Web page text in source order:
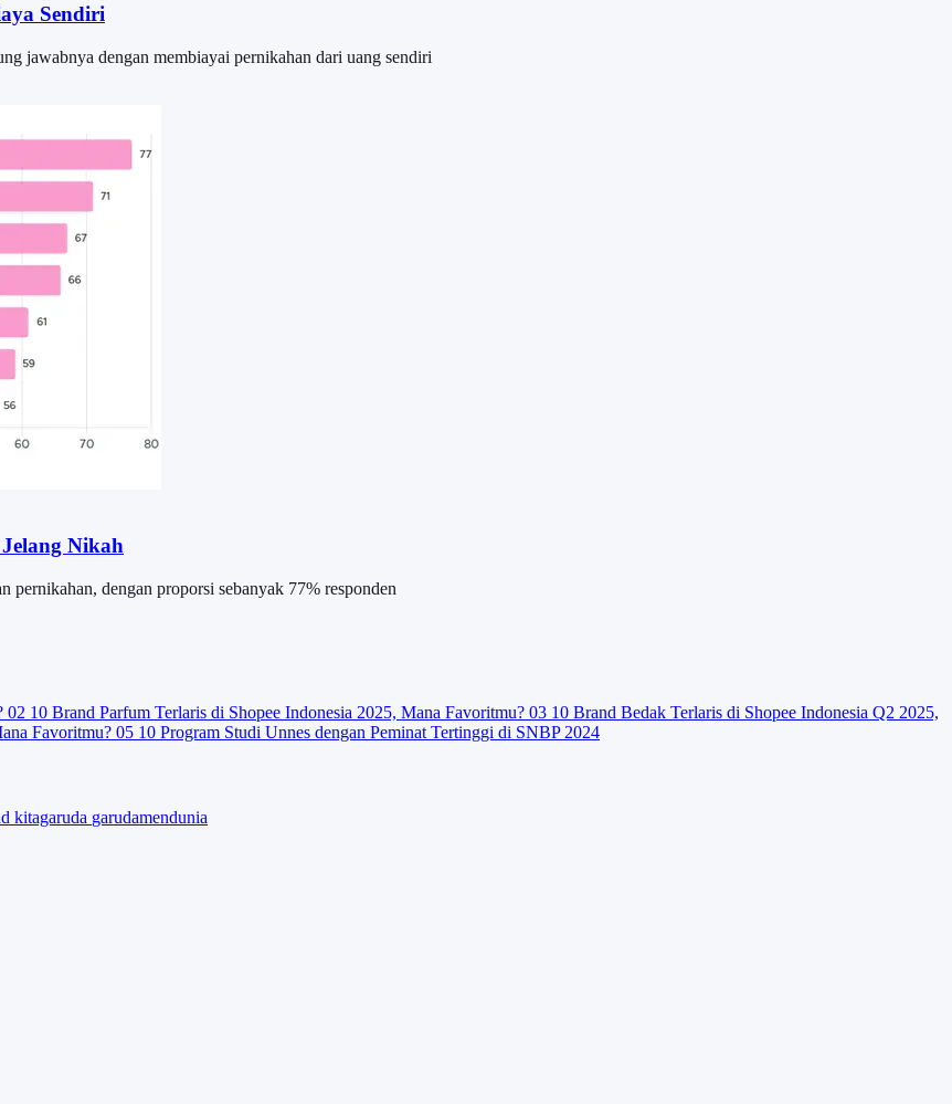
Sendiri
jawabnya dengan membiayai pernikahan dari uang sendiri
Nikah
pernikahan, dengan proporsi sebanyak 77% responden
02 10 Brand Parfum Terlaris di Shopee Indonesia 2025, Mana Favoritmu? 03 10 Brand Bedak Terlaris di Shopee Indonesia Q2 2025,
Favoritmu? 05 10 Program Studi Unnes dengan Peminat Tertinggi di SNBP 2024
kitagaruda garudamendunia